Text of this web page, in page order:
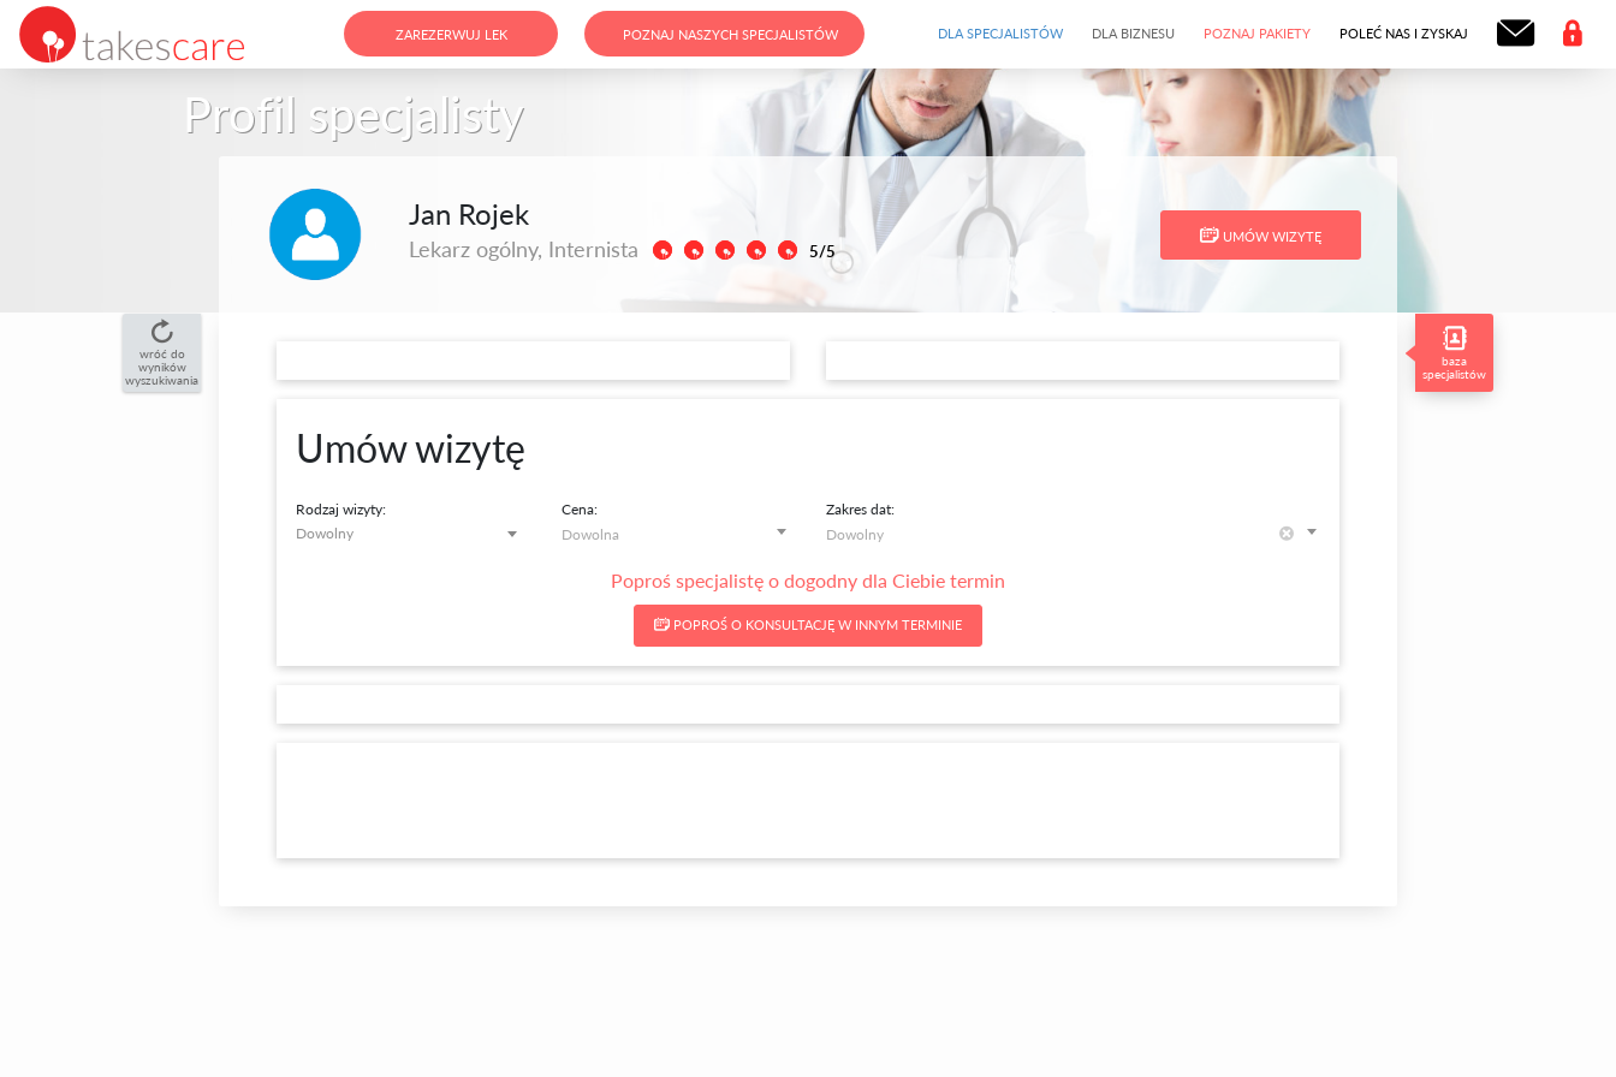
ZAREZERWUJ LEK POZNAJ NASZYCH SPECJALISTÓW DLA SPECJALISTÓW DLA BIZNESU POZNAJ PAKIETY POLEĆ NAS I ZYSKAJ
Profil specjalisty
Jan Rojek
Lekarz ogólny, Internista 5/5
UMÓW WIZYTĘ
wróć do
wyników
wyszukiwania
Umów wizytę
Rodzaj wizyty:
Dowolny
Cena: Zakres dat:
Poproś specjalistę o dogodny dla Ciebie termin
POPROŚ O KONSULTACJĘ W INNYM TERMINIE
baza
specjalistów